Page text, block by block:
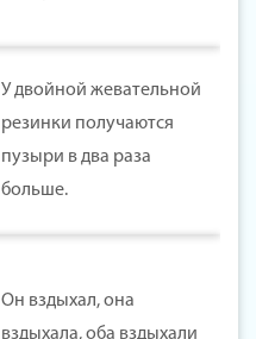
У двойной жевательной
резинки получаются
пузыри в два раза
больше.
Он вздыхал, она
вздыхала, оба вздыхали